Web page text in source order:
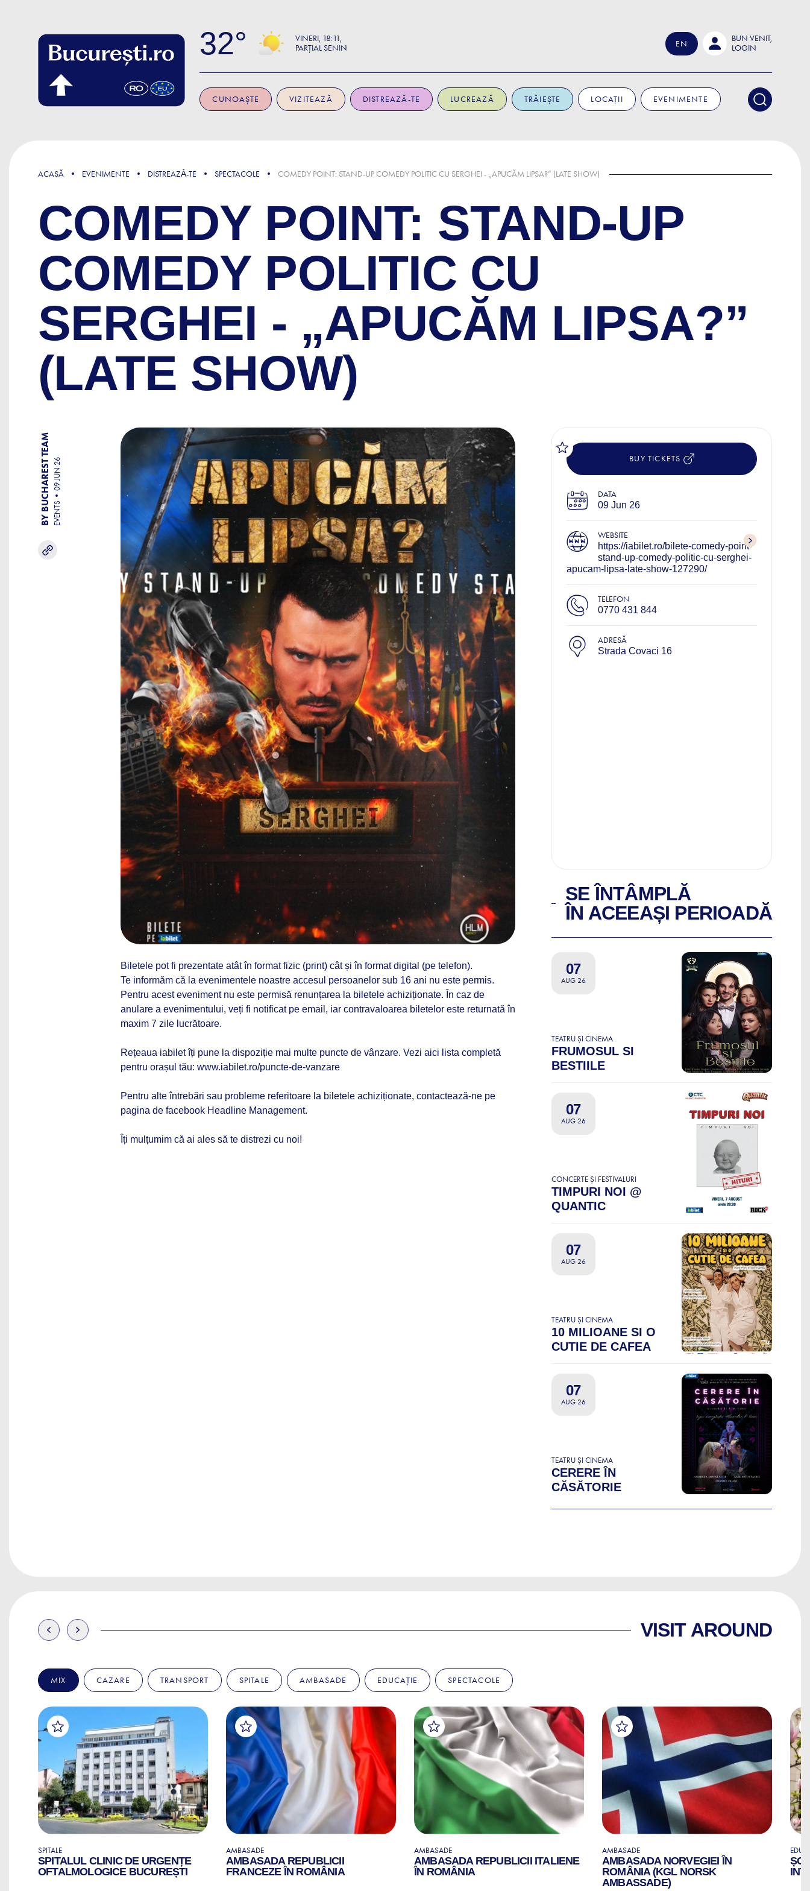
32 VINERI 18:11
PARȚIAL SENIN
EN
BUN VENIT,
LOGIN
CUNOAȘTE VIZITEAZĂ DISTREAZĂ-TE LUCREAZĂ TRĂIEȘTE LOCAȚII EVENIMENTE
ACASĂ EVENIMENTE DISTREAZǍ-TE SPECTACOLE COMEDY POINT: STAND-UP COMEDY POLITIC CU SERGHEI - „APUCĂM LIPSA?” (LATE SHOW)
COMEDY POINT: STAND-UP
COMEDY POLITIC CU
SERGHEI - „APUCĂM LIPSA?”
(LATE SHOW)
BY BUCHAREST TEAM EVENTS
09 JUN 26
Biletele pot fi prezentate atât în format fizic (print) cât și în format digital (pe telefon).
Te informăm că la evenimentele noastre accesul persoanelor sub 16 ani nu este permis.
Pentru acest eveniment nu este permisă renunțarea la biletele achiziționate. În caz de
anulare a evenimentului, veți fi notificat pe email, iar contravaloarea biletelor este returnată în
maxim 7 zile lucrătoare.
Rețeaua iabilet îți pune la dispoziție mai multe puncte de vânzare. Vezi aici lista completă
pentru orașul tău: www.iabilet.ro/puncte-de-vanzare
Pentru alte întrebări sau probleme referitoare la biletele achiziționate, contactează-ne pe
pagina de facebook Headline Management.
Îți mulțumim că ai ales să te distrezi cu noi!
BUY TICKETS
DATA
09 Jun 26
WEBSITE
https://iabilet.ro/bilete-comedy-point-
stand-up-comedy-politic-cu-serghei-
apucam-lipsa-late-show-127290/
TELEFON
0770 431 844
ADRESĂ
Strada Covaci 16
SE ÎNTÂMPLĂ
ÎN ACEEAȘI PERIOADĂ
07
AUG 26
TEATRU ȘI CINEMA
FRUMOSUL SI
BESTIILE
07
AUG 26
CONCERTE ȘI FESTIVALURI
TIMPURI NOI @
QUANTIC
07
AUG 26
TEATRU ȘI CINEMA
10 MILIOANE SI O
CUTIE DE CAFEA
07
AUG 26
TEATRU ȘI CINEMA
CERERE ÎN
CĂSĂTORIE
VISIT AROUND
MIX CAZARE TRANSPORT SPITALE AMBASADE EDUCAȚIE SPECTACOLE
SPITALE
SPITALUL CLINIC DE URGENȚE
OFTALMOLOGICE BUCUREȘTI
AMBASADE
AMBASADA REPUBLICII
FRANCEZE ÎN ROMÂNIA
AMBASADE
AMBASADA REPUBLICII ITALIENE
ÎN ROMÂNIA
AMBASADE
AMBASADA NORVEGIEI ÎN
ROMÂNIA (KGL NORSK
AMBASSADE)